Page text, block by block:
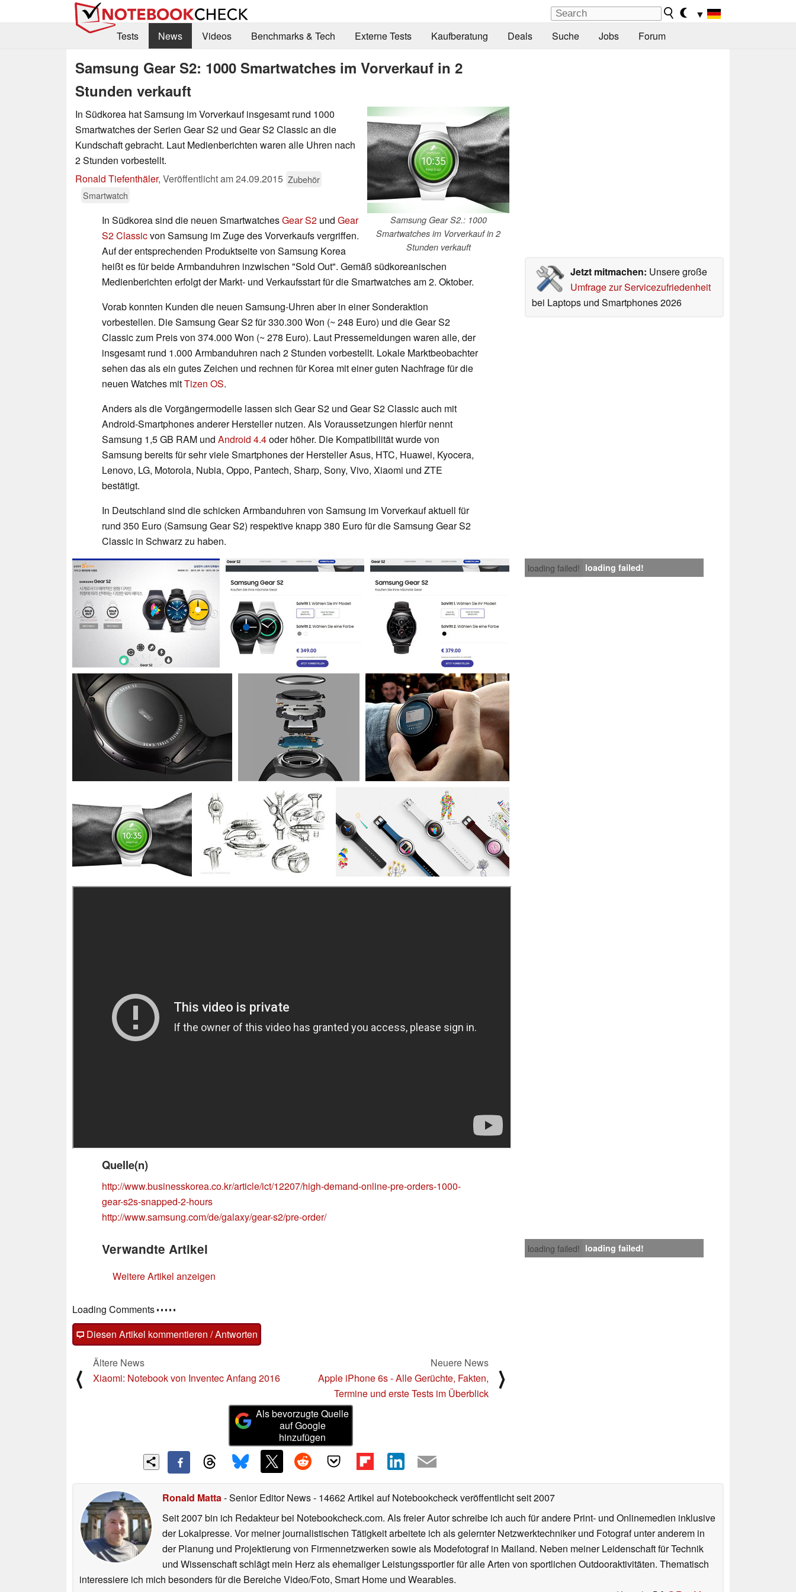
▼
Tests
News Videos Benchmarks & Tech Externe Tests Kaufberatung Deals Suche Jobs Forum
Samsung Gear S2: 1000 Smartwatches im Vorverkauf in 2
Stunden verkauft
Samsung Gear S2.: 1000
Smartwatches im Vorverkauf in 2
Stunden verkauft
In Südkorea hat Samsung im Vorverkauf insgesamt rund 1000
Smartwatches der Serien Gear S2 und Gear S2 Classic an die
Kundschaft gebracht. Laut Medienberichten waren alle Uhren nach
2 Stunden vorbestellt.
Ronald Tiefenthäler, Veröffentlicht am24.09.2015 Zubehör
Smartwatch
Jetzt mitmachen: Unsere große
Umfrage zur Servicezufriedenheit
bei Laptops und Smartphones 2026
In Südkorea sind die neuen SmartwatchesGear S2 und Gear
S2 Classicvon Samsung im Zuge des Vorverkaufs vergriffen.
Auf der entsprechenden Produktseite von Samsung Korea
heißt es für beide Armbanduhren inzwischen "Sold Out". Gemäß südkoreanischen
Medienberichten erfolgt der Markt- und Verkaufsstart für die Smartwatches am 2. Oktober.
Vorab konnten Kunden die neuen Samsung-Uhren aber in einer Sonderaktion
vorbestellen. Die Samsung Gear S2 für 330.300 Won (~ 248 Euro) und die Gear S2
Classic zum Preis von 374.000 Won (~ 278 Euro). Laut Pressemeldungen waren alle, der
insgesamt rund 1.000 Armbanduhren nach 2 Stunden vorbestellt. Lokale Marktbeobachter
sehen das als ein gutes Zeichen und rechnen für Korea mit einer guten Nachfrage für die
neuen Watches mitTizen OS.
Anders als die Vorgängermodelle lassen sich Gear S2 und Gear S2 Classic auch mit
Android-Smartphones anderer Hersteller nutzen. Als Voraussetzungen hierfür nennt
Samsung 1,5 GB RAM und Android 4.4oder höher. Die Kompatibilität wurde von
Samsung bereits für sehr viele Smartphones der Hersteller Asus, HTC, Huawei, Kyocera,
Lenovo, LG, Motorola, Nubia, Oppo, Pantech, Sharp, Sony, Vivo, Xiaomi und ZTE
bestätigt.
In Deutschland sind die schicken Armbanduhren von Samsung im Vorverkauf aktuell für
rund 350 Euro (Samsung Gear S2) respektive knapp 380 Euro für die Samsung Gear S2
Classic in Schwarz zu haben.
loading failed! loading failed!
Quelle(n)
http://www.businesskorea.co.kr/article/ict/12207/high-demand-online-pre-orders-1000-
gear-s2s-snapped-2-hours
http://www.samsung.com/de/galaxy/gear-s2/pre-order/
loading failed! loading failed!
Verwandte Artikel
Weitere Artikel anzeigen
Loading Comments
Diesen Artikel kommentieren / Antworten
⟨
Ältere News
Xiaomi: Notebook von Inventec Anfang 2016
Neuere News
Apple iPhone 6s - Alle Gerüchte, Fakten,
Termine und erste Tests im Überblick
⟩
Als bevorzugte Quelle
auf Google
hinzufügen
Ronald Matta- Senior Editor News- 14662 Artikel auf Notebookcheck veröffentlichtseit 2007
Seit 2007 bin ich Redakteur bei Notebookcheck.com. Als freier Autor schreibe ich auch für andere Print- und Onlinemedien inklusive
der Lokalpresse. Vor meiner journalistischen Tätigkeit arbeitete ich als gelernter Netzwerktechniker und Fotograf unter anderem in
der Planung und Projektierung von Firmennetzwerken sowie als Modefotograf in Mailand. Neben meiner Leidenschaft für Technik
und Wissenschaft schlägt mein Herz als ehemaliger Leistungssportler für alle Arten von sportlichen Outdooraktivitäten. Thematisch
interessiere ich mich besonders für die Bereiche Video/Foto, Smart Home und Wearables.